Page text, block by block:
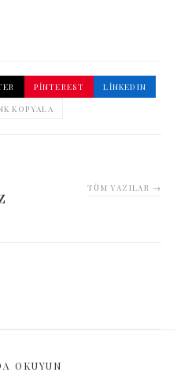
PINTEREST
LINKEDIN
KOPYALA
TÜM YAZILAR →
OKUYUN